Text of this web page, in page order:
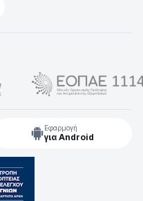
Εφαρμογή
για Android